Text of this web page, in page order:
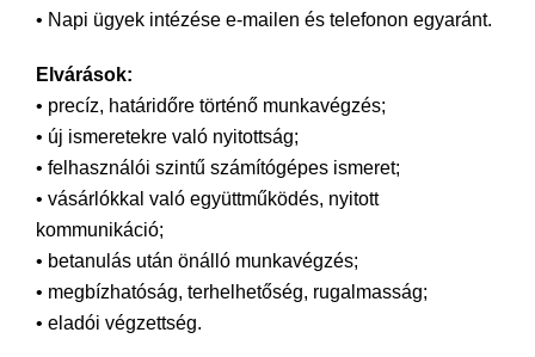
• Napi ügyek intézése e-mailen és telefonon egyaránt.
Elvárások:
• precíz, határidőre történő munkavégzés;
• új ismeretekre való nyitottság;
• felhasználói szintű számítógépes ismeret;
• vásárlókkal való együttműködés, nyitott
kommunikáció;
• betanulás után önálló munkavégzés;
• megbízhatóság, terhelhetőség, rugalmasság;
• eladói végzettség.